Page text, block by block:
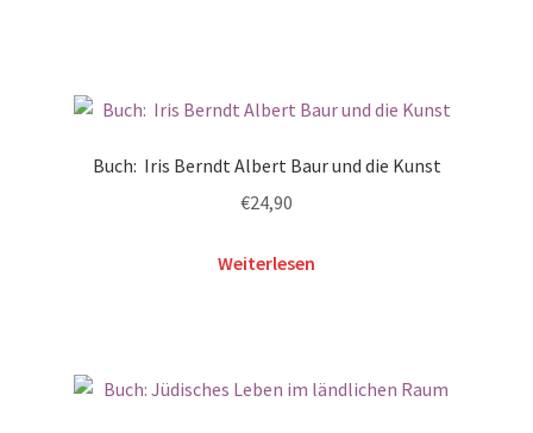
Buch: Iris Berndt Albert Baur und die Kunst
€24,90
Weiterlesen